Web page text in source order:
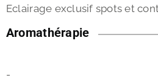
Eclairage exclusif spots et
Aromathérapie
-